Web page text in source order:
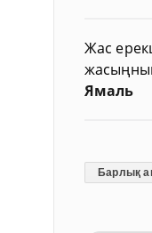
Жас
Ямаль
Барлық